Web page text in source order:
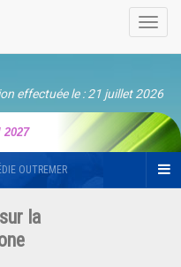
effectuée le : 21 juillet 2026
2027
OUTREMER
la